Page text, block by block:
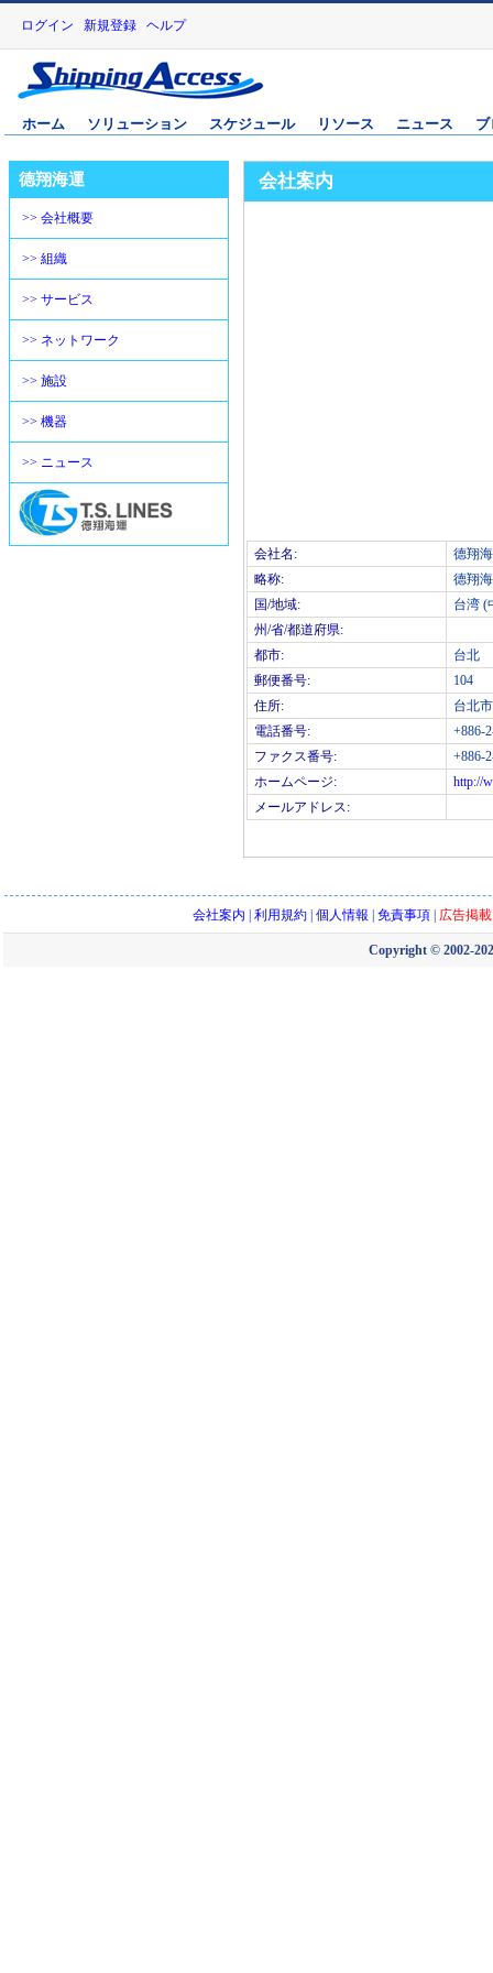
ログイン 新規登録 ヘルプ
ホーム ソリューション スケジュール リソース ニュース ブ
德翔海運
>> 会社概要
>> 組織
>> サービス
>> ネットワーク
>> 施設
>> 機器
>> ニュース
会社案内
会社名:
德翔
略称:
德翔
国/地域:
台湾 (
州/省/都道府県:
都市:
台北
郵便番号:
104
住所:
台北
電話番号:
+886-
ファクス番号:
+886-
ホームページ:
http://
メールアドレス:
会社案内 利用規約 個人情報 免責事項 広告掲載
Copyright © 2002-